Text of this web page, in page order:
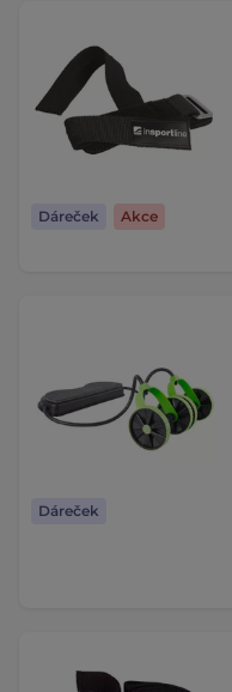
Dáreček Akce
Dáreček